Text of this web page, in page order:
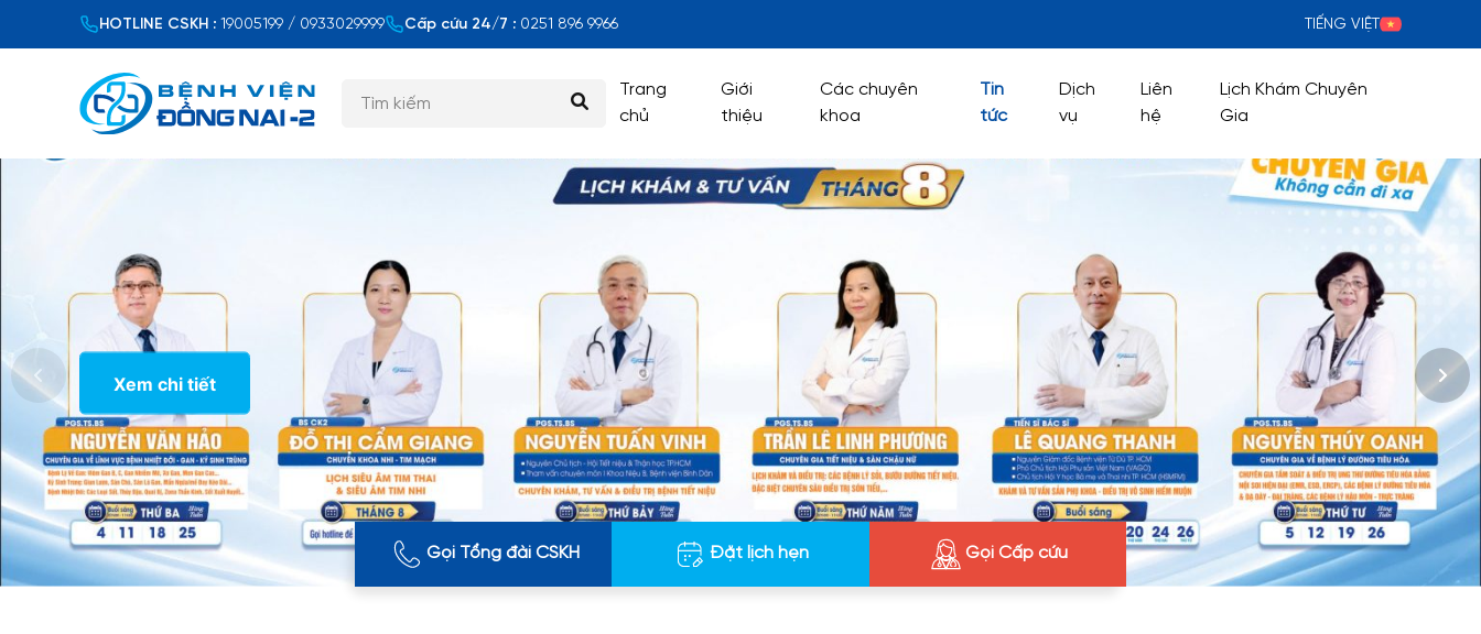
HOTLINE CSKH : 19005199 / 0933029999 Cấp cứu 24/7 : 0251 896 9966 TIẾNG VIỆT
Trang
chủ
Giới
thiệu
Các chuyên
khoa
Tin
tức
Dịch
vụ
Liên
hệ
Lịch Khám Chuyên
Gia
Xem chi tiết
Gọi Tổng đài CSKH Đặt lịch hẹn Gọi Cấp cứu